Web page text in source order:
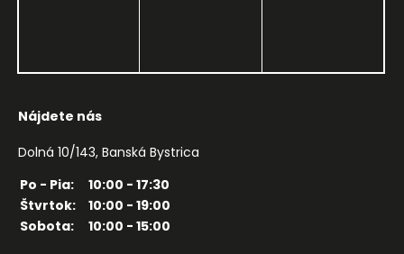
Nájdete nás
Dolná 10/143, Banská Bystrica
Po - Pia:
10:00 - 17:30
Štvrtok:
10:00 - 19:00
Sobota:
10:00 - 15:00